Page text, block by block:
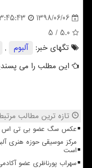
1398/06/06
5.0
/ 5
تگهای خبر:
آلبوم ,
این مطلب را می
تازه ترین مطالب
عکس سگ عضو بی تی اس
مرکز موسیقی حوزه هنری
است
سهراب پورناظری عضو